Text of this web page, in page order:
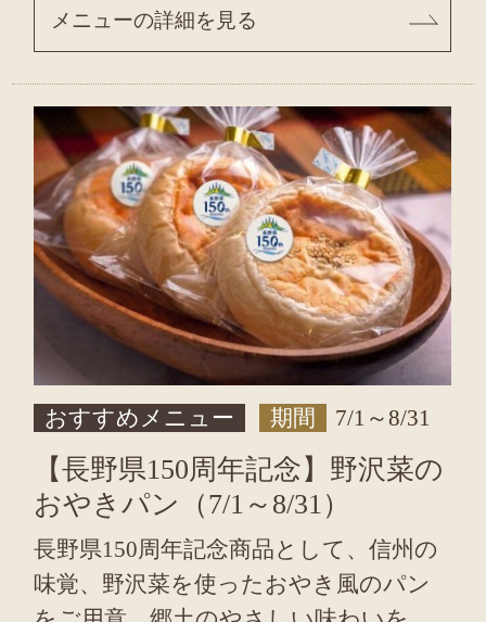
メニューの詳細を見る
おすすめメニュー 期間 7/1～8/31
【長野県150周年記念】野沢菜の
おやきパン（7/1～8/31）
長野県150周年記念商品として、信州の
味覚、野沢菜を使ったおやき風のパン